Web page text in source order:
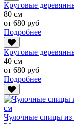
Круговые
80 см
от 680 руб
Подробнее
Круговые
40 см
от 680 руб
Подробнее
Чулочные спицы из